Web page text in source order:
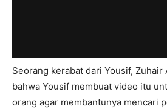
Seorang kerabat dari Yousif, Zuhair
bahwa Yousif membuat video itu
orang agar membantunya mencari